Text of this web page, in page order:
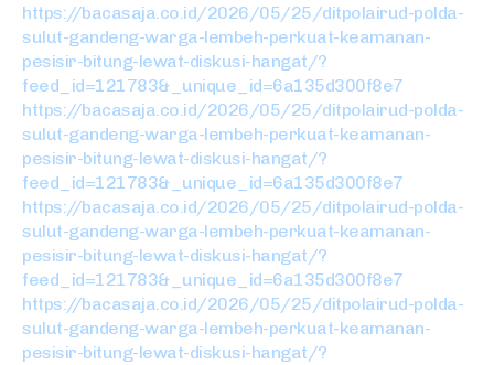
https://bacasaja.co.id/2026/05/25/ditpolairud-polda-
sulut-gandeng-warga-lembeh-perkuat-keamanan-
pesisir-bitung-lewat-diskusi-hangat/?
feed_id=121783&_unique_id=6a135d300f8e7
https://bacasaja.co.id/2026/05/25/ditpolairud-polda-
sulut-gandeng-warga-lembeh-perkuat-keamanan-
pesisir-bitung-lewat-diskusi-hangat/?
feed_id=121783&_unique_id=6a135d300f8e7
https://bacasaja.co.id/2026/05/25/ditpolairud-polda-
sulut-gandeng-warga-lembeh-perkuat-keamanan-
pesisir-bitung-lewat-diskusi-hangat/?
feed_id=121783&_unique_id=6a135d300f8e7
https://bacasaja.co.id/2026/05/25/ditpolairud-polda-
sulut-gandeng-warga-lembeh-perkuat-keamanan-
pesisir-bitung-lewat-diskusi-hangat/?